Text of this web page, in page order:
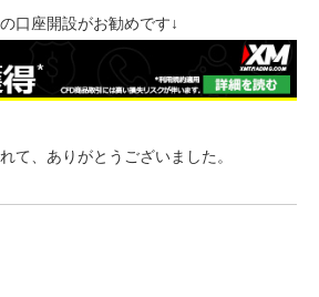
口座開設がお勧めです↓
て、ありがとうございました。